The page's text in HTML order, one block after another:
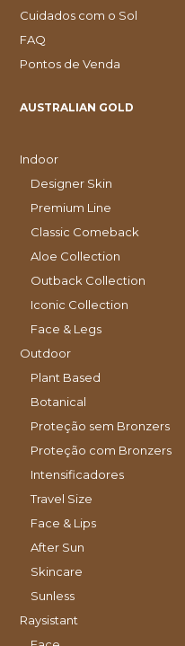
Cuidados com o Sol
FAQ
Pontos de Venda
AUSTRALIAN GOLD
Indoor
Designer Skin
Premium Line
Classic Comeback
Aloe Collection
Outback Collection
Iconic Collection
Face & Legs
Outdoor
Plant Based
Botanical
Proteção sem Bronzers
Proteção com Bronzers
Intensificadores
Travel Size
Face & Lips
After Sun
Skincare
Sunless
Raysistant